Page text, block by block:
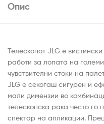
Опис
Телескопот JLG е
работи за лопата на
чувствителни стоки на
JLG е секогаш сигурен и
мали димензии во
телескопска рака често го
спектар на апликации.